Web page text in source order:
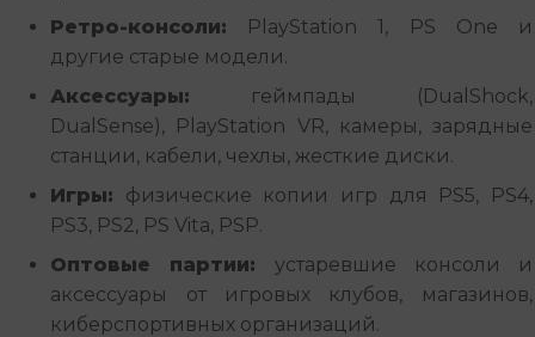
Ретро-консоли: PlayStation 1, PS One и
другие старые модели.
Аксессуары: геймпады (DualShock,
DualSense), PlayStation VR, камеры, зарядные
станции, кабели, чехлы, жесткие диски.
Игры: физические копии игр для PS5, PS4,
PS3, PS2, PS Vita, PSP.
Оптовые партии: устаревшие консоли и
аксессуары от игровых клубов, магазинов,
киберспортивных организаций.